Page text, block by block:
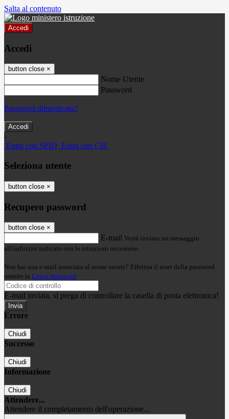
Salta al contenuto
Accedi
Accedi
button close ×
Nome Utente
Password
Password dimenticata?
-
Entra con SPID Entra con CIE
Seleziona utente
button close ×
Recupero password
button close ×
E-mail Verrà inviato un messaggio
all'indirizzo indicato con le istruzioni necessarie.
Non hai una e-mail associata al nome utente? Effettua il reset della password
tramite la Login Spaggiari
E-mail inviata, si prega di controllare la casella di posta elettronica!
Errore
Chiudi
Successo
Chiudi
Informazione
Chiudi
Attendere...
Attendere il completamento dell'operazione...